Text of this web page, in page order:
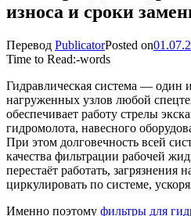
износа и сроки
Перевод PublicatorPosted on
Time to Read:-words
Гидравлическая система — один
нагруженных узлов любой
обеспечивает работу стрелы
гидромолота, навесного
При этом долговечность всей
качества фильтрации рабочей
перестаёт работать, загрязнения
циркулировать по системе,
Именно поэтому фильтры для